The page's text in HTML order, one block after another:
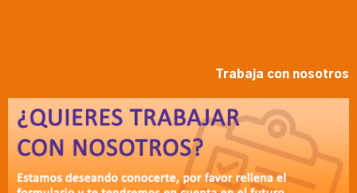
Trabaja con nosotros